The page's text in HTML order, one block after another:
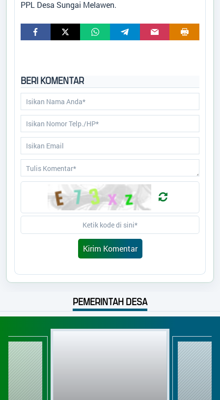
Data Suplemen
Desa :
Kecamatan
Kabupaten
: Kotawaringin Barat
Provinsi
Kalimantan Tengah
PPL Desa Sungai Melawen.
BERI KOMENTAR
PEMERINTAH DESA